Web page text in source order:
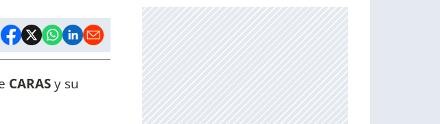
CARASy su